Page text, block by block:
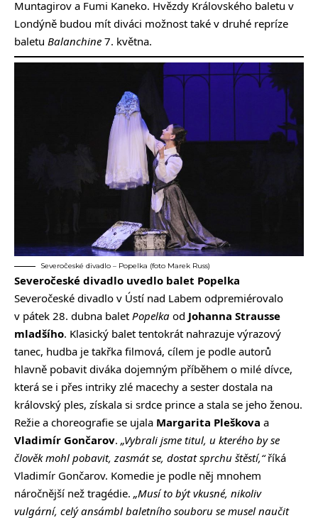
Muntagirov a Fumi Kaneko. Hvězdy Královského baletu v
Londýně budou mít diváci možnost také v druhé repríze
baletu Balanchine 7. května.
Severočeské divadlo – Popelka (foto Marek Russ)
Severočeské divadlo uvedlo balet Popelka
Severočeské divadlo v Ústí nad Labem odpremiérovalo
v pátek 28. dubna balet Popelka od Johanna Strausse
mladšího. Klasický balet tentokrát nahrazuje výrazový
tanec, hudba je takřka filmová, cílem je podle autorů
hlavně pobavit diváka dojemným příběhem o milé dívce,
která se i přes intriky zlé macechy a sester dostala na
královský ples, získala si srdce prince a stala se jeho ženou.
Režie a choreografie se ujala Margarita Pleškova a
Vladimír Gončarov. „Vybrali jsme titul, u kterého by se
člověk mohl pobavit, zasmát se, dostat sprchu štěstí,“říká
Vladimír Gončarov. Komedie je podle něj mnohem
náročnější než tragédie. „Musí to být vkusné, nikoliv
vulgární, celý ansámbl baletního souboru se musel naučit